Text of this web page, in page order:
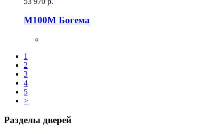
М100М Богема
1
2
3
4
5
>
Разделы дверей